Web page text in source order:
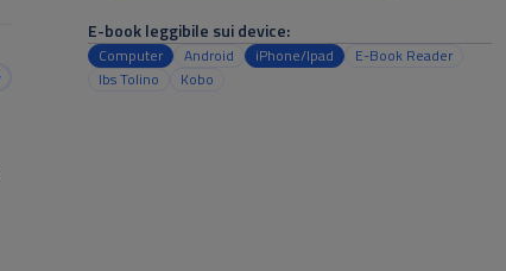
E-book leggibile sui device:
Computer Android iPhone/Ipad
E-Book Reader
Ibs Tolino
Kobo